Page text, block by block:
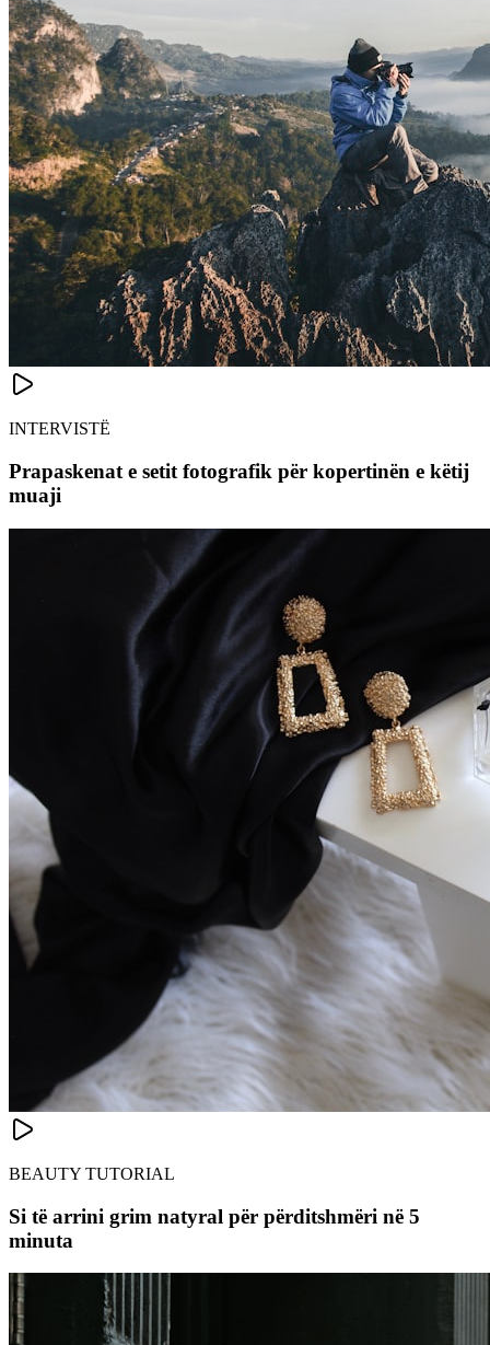
INTERVISTË
Prapaskenat e setit fotografik për kopertinën e këtij
muaji
BEAUTY TUTORIAL
Si të arrini grim natyral për përditshmëri në 5
minuta